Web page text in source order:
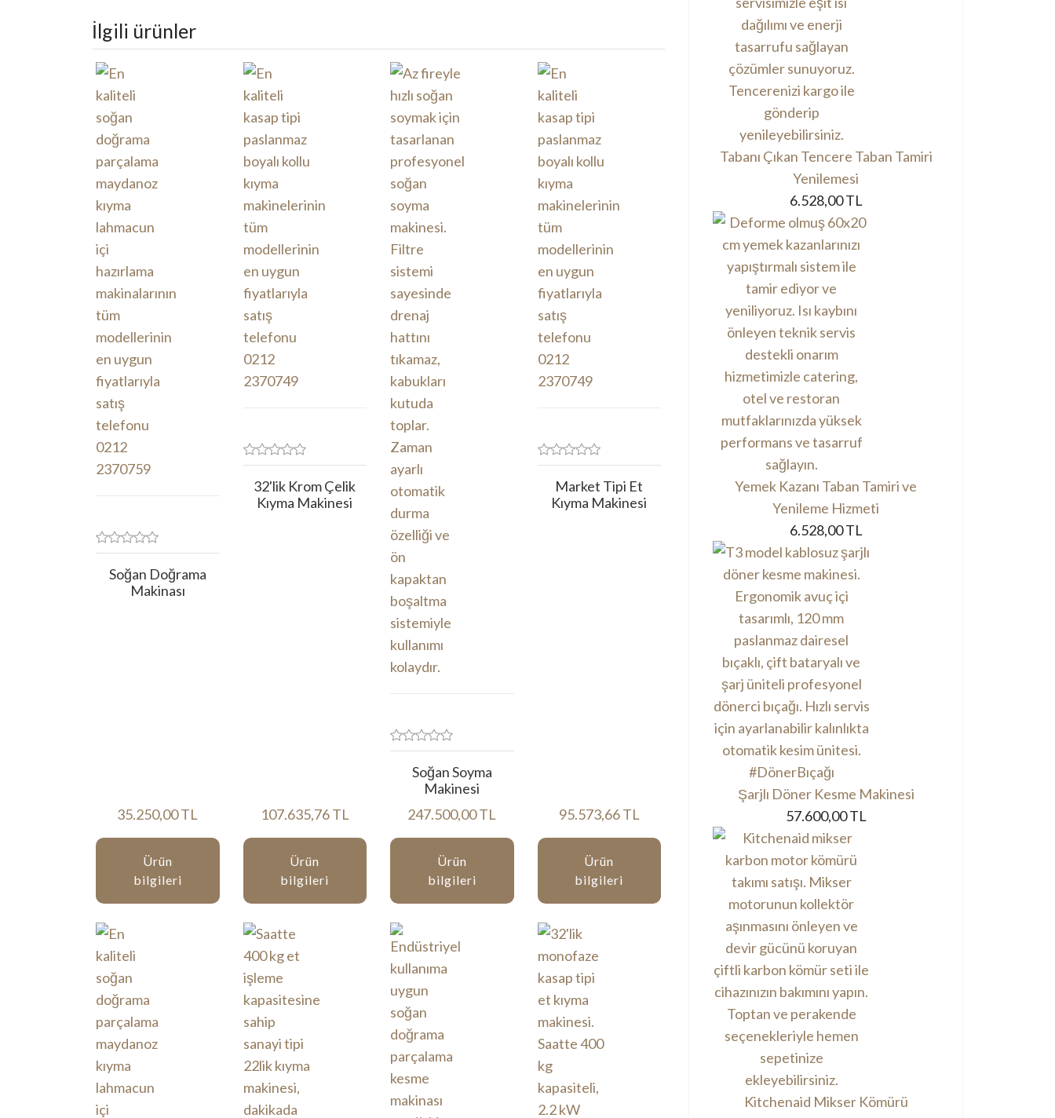
İlgili ürünler
Soğan Doğrama
Makinası
35.250,00 TL
Ürün
bilgileri
32'lik Krom Çelik
Kıyma Makinesi
107.635,76 TL
Ürün
bilgileri
Soğan Soyma
Makinesi
247.500,00 TL
Ürün
bilgileri
Market Tipi Et
Kıyma Makinesi
95.573,66 TL
Ürün
bilgileri
Tabanı Çıkan Tencere Taban Tamiri
Yenilemesi
6.528,00 TL
Yemek Kazanı Taban Tamiri ve
Yenileme Hizmeti
6.528,00 TL
Şarjlı Döner Kesme Makinesi
57.600,00 TL
Kitchenaid Mikser Kömürü